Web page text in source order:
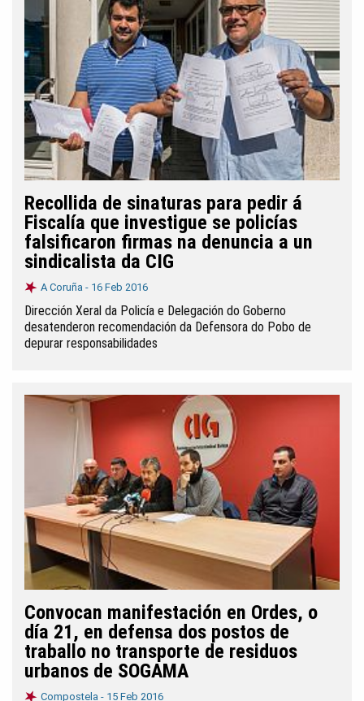
Recollida de sinaturas para pedir á
Fiscalía que investigue se policías
falsificaron firmas na denuncia a un
sindicalista da CIG
A Coruña - 16 Feb 2016
Dirección Xeral da Policía e Delegación do Goberno
desatenderon recomendación da Defensora do Pobo de
depurar responsabilidades
Convocan manifestación en Ordes, o
día 21, en defensa dos postos de
traballo no transporte de residuos
urbanos de SOGAMA
Compostela - 15 Feb 2016